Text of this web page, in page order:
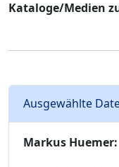
Kataloge/Medien
Ausgewählte
Markus Huemer: